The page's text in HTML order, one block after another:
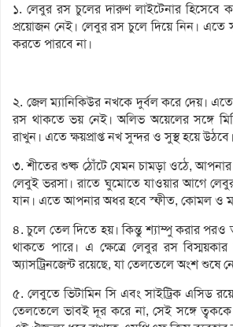
১. লেবুর রস চুলের দারুণ লাইটেনার হিসেবে
প্রয়োজন নেই। লেবুর রস চুলে দিয়ে নিন। এতে
করতে পারবে না।
২. জেল ম্যানিকিউর নখকে দুর্বল করে দেয়। এতে
রস থাকতে ভয় নেই। অলিভ অয়েলের সঙ্গে
রাখুন। এতে ক্ষয়প্রাপ্ত নখ সুন্দর ও সুস্থ হয়ে উঠবে।
৩. শীতের শুষ্ক ঠোঁটে যেমন চামড়া ওঠে,
লেবুই ভরসা। রাতে ঘুমোতে যাওয়ার আগে
যান। এতে আপনার অধর হবে স্ফীত, কোমল ও
৪. চুলে তেল দিতে হয়। কিন্তু শ্যাম্পু করার পরও
থাকতে পারে। এ ক্ষেত্রে লেবুর রস
অ্যাসট্রিনজেন্ট রয়েছে, যা তেলতেলে অংশ শুষে
৫. লেবুতে ভিটামিন সি এবং সাইট্রিক এসিড
তেলতেলে ভাবই দূর করে না, সেই সঙ্গে